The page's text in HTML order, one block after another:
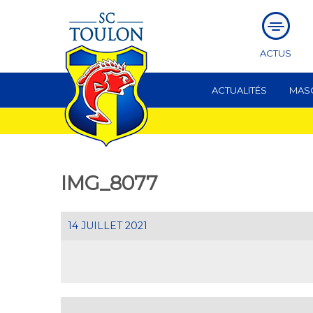
ACTUS
ACTUALITÉS
IMG_8077
14 JUILLET 2021